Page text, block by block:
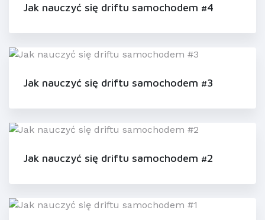
Jak nauczyć się driftu samochodem #4
Jak nauczyć się driftu samochodem #3
Jak nauczyć się driftu samochodem #2